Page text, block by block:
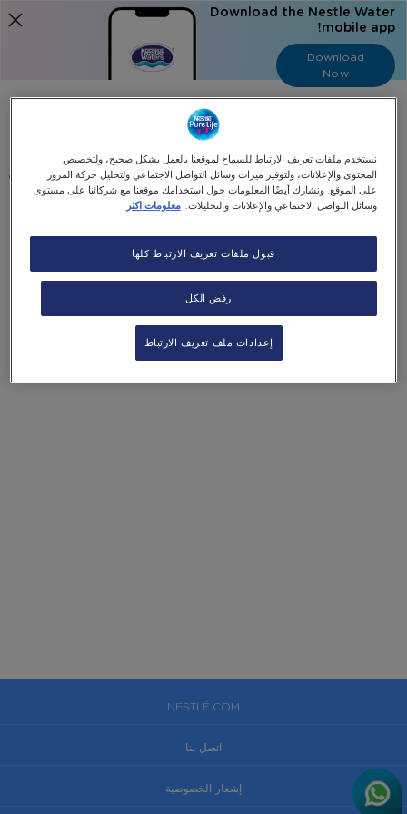
Download the Nestle Water
mobile app!
Download
Now
البحث
لا يوجد لديك منتجات في سلة التسوق الخاصة بك
NESTLÉ.COM
اتصل بنا
إشعار الخصوصية
نستخدم ملفات تعريف الارتباط للسماح لموقعنا بالعمل بشكل صحيح، ولتخصيص
المحتوى والإعلانات، ولتوفير ميزات وسائل التواصل الاجتماعي ولتحليل حركة المرور
على الموقع. ونشارك أيضًا المعلومات حول استخدامك موقعنا مع شركائنا على مستوى
وسائل التواصل الاجتماعي والإعلانات والتحليلات.
معلومات اكثر
رفض الكل
قبول ملفات تعريف الارتباط كلها
إعدادات ملف تعريف الارتباط